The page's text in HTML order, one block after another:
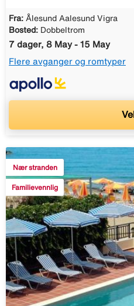
Fra: Ålesund Aalesund Vigra
Bosted: Dobbeltrom
7 dager, 8 May - 15 May
Flere avganger og romtyper
Nær stranden
Familievennlig